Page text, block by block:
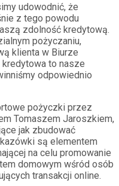
udowodnić, że
z tego powodu
zdolność kredytową.
pożyczaniu,
klienta w Biurze
to nasze
odpowiednio
pożyczki przez
Tomaszem Jaroszkiem,
jak zbudować
są elementem
na celu promowanie
domowym wśród osób
transakcji online.